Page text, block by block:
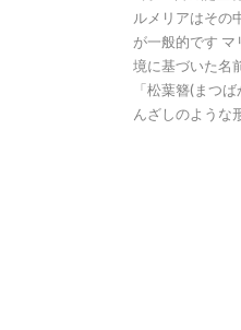
ルメリアはその
が一般的です
境に基づいた名
「松葉簪(まつ
んざしのような